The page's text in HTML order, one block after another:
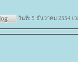
วันที่: 5 ธันวาคม 2554 เ